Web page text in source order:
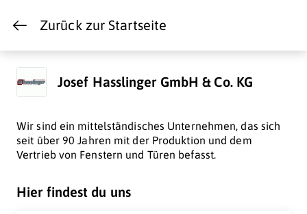
Zurück zur Startseite
Josef Hasslinger GmbH & Co. KG
Wir sind ein mittelständisches Unternehmen, das sich
seit über 90 Jahren mit der Produktion und dem
Vertrieb von Fenstern und Türen befasst.
Hier findest du uns